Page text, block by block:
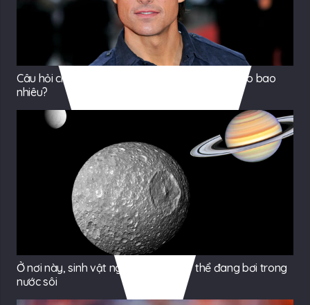
Câu hỏi chưa có đáp án: Tom Cruise rốt cuộc cao bao
nhiêu?
Ở nơi này, sinh vật ngoài Trái Đất có thể đang bơi trong
nước sôi